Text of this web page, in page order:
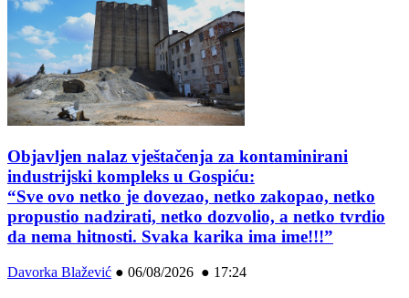
Objavljen nalaz vještačenja za kontaminirani
industrijski kompleks u Gospiću:
“Sve ovo netko je dovezao, netko zakopao, netko
propustio nadzirati, netko dozvolio, a netko tvrdio
da nema hitnosti. Svaka karika ima ime!!!”
Davorka Blažević ● 06/08/2026 ● 17:24